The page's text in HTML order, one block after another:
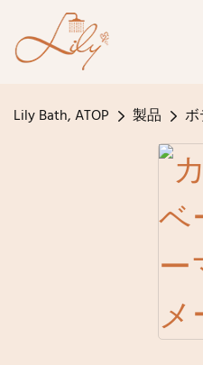
Lily Bath, ATOP 製品